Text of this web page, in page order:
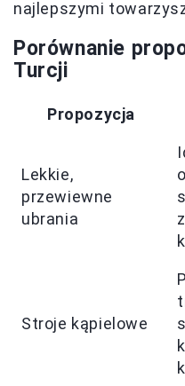
najlepszymi
Porównanie
Turcji
Propozycja
Lekkie,
przewiewne
ubrania
Stroje kąpielowe